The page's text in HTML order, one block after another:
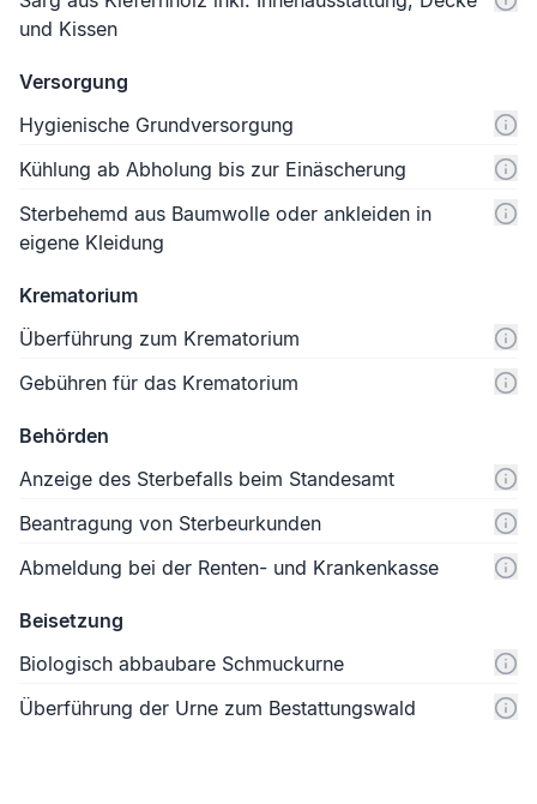
und Kissen
Versorgung
Hygienische Grundversorgung
Kühlung ab Abholung bis zur Einäscherung
Sterbehemd aus Baumwolle oder ankleiden in
eigene Kleidung
Krematorium
Überführung zum Krematorium
Gebühren für das Krematorium
Behörden
Anzeige des Sterbefalls beim Standesamt
Beantragung von Sterbeurkunden
Abmeldung bei der Renten- und Krankenkasse
Beisetzung
Biologisch abbaubare Schmuckurne
Überführung der Urne zum Bestattungswald